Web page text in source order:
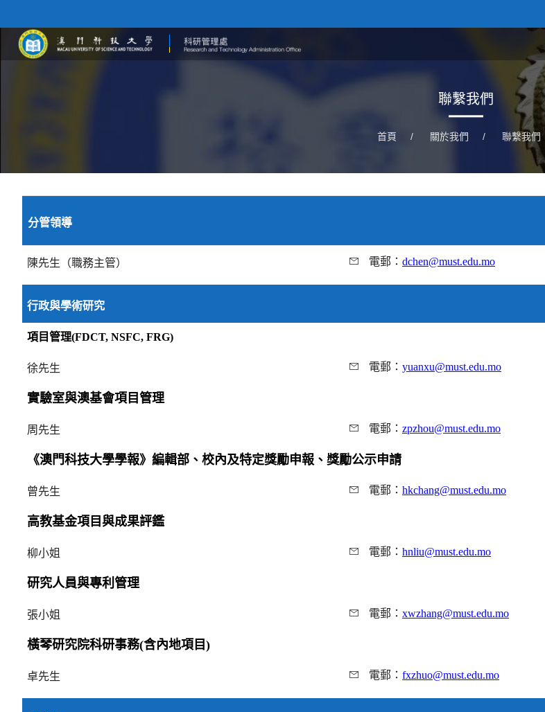
聯繫我們
首頁 / 關於我們 / 聯繫我們
分管領導
陳先生（職務主管） 電郵： dchen@must.edu.mo
行政與學術研究
項目管理(FDCT, NSFC, FRG)
徐先生 電郵： yuanxu@must.edu.mo
實驗室與澳基會項目管理
周先生 電郵： zpzhou@must.edu.mo
《澳門科技大學學報》編輯部、校內及特定獎勵申報、獎勵公示申請
曾先生 電郵： hkchang@must.edu.mo
高教基金項目與成果評鑑
柳小姐 電郵： hnliu@must.edu.mo
研究人員與專利管理
張小姐 電郵： xwzhang@must.edu.mo
橫琴研究院科研事務(含內地項目)
卓先生 電郵： fxzhuo@must.edu.mo